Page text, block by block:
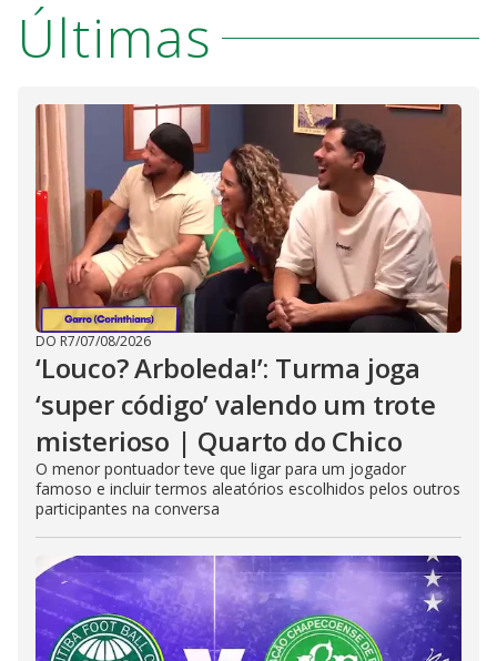
Últimas
DO R7/07/08/2026
‘Louco? Arboleda!’: Turma joga
‘super código’ valendo um trote
misterioso | Quarto do Chico
O menor pontuador teve que ligar para um jogador
famoso e incluir termos aleatórios escolhidos pelos outros
participantes na conversa